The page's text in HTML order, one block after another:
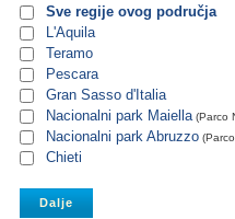
Sve regije ovog područja
L'Aquila
Teramo
Pescara
Gran Sasso d'Italia
Nacionalni park Maiella(Parco
Nacionalni park Abruzzo(Parco
Chieti